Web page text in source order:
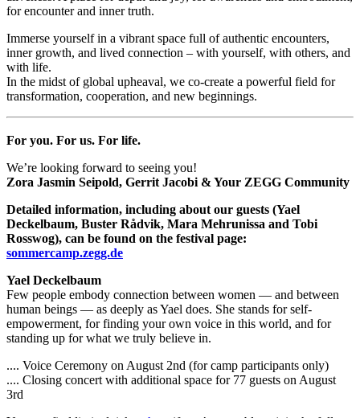
for encounter and inner truth.
Immerse yourself in a vibrant space full of authentic encounters,
inner growth, and lived connection – with yourself, with others, and
with life.
In the midst of global upheaval, we co-create a powerful field for
transformation, cooperation, and new beginnings.
For you. For us. For life.
We’re looking forward to seeing you!
Zora Jasmin Seipold, Gerrit Jacobi & Your ZEGG Community
Detailed information, including about our guests (Yael
Deckelbaum, Buster Rådvik, Mara Mehrunissa and Tobi
Rosswog), can be found on the festival page:
sommercamp.zegg.de
Yael Deckelbaum
Few people embody connection between women — and between
human beings — as deeply as Yael does. She stands for self-
empowerment, for finding your own voice in this world, and for
standing up for what we truly believe in.
.... Voice Ceremony on August 2nd (for camp participants only)
.... Closing concert with additional space for 77 guests on August
3rd